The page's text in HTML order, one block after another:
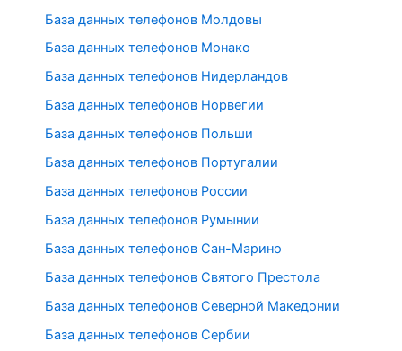
База данных телефонов Молдовы
База данных телефонов Монако
База данных телефонов Нидерландов
База данных телефонов Норвегии
База данных телефонов Польши
База данных телефонов Португалии
База данных телефонов России
База данных телефонов Румынии
База данных телефонов Сан-Марино
База данных телефонов Святого Престола
База данных телефонов Северной Македонии
База данных телефонов Сербии